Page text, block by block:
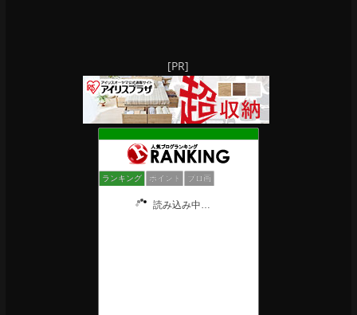
[PR]
ランキング ポイント ブロ画
読み込み中…